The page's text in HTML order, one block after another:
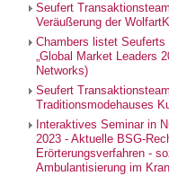
Seufert
Veräußerung der
Chambers listet
„Global Market Leaders
Networks)
Seufert
Traditionsmodehauses
Interaktives Seminar in
2023 - Aktuelle BSG-
Erörterungsverfahren -
Ambulantisierung im